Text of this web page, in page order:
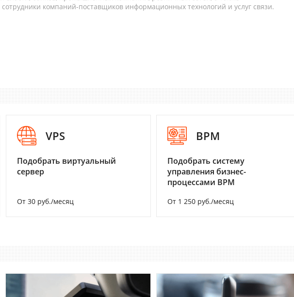
сотрудники компаний-поставщиков информационных технологий и услуг связи.
VPS
Подобрать виртуальный
сервер
От 30 руб./месяц
BPM
Подобрать систему
управления бизнес-
процессами BPM
От 1 250 руб./месяц